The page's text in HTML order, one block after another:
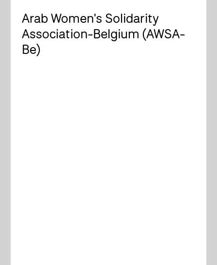
Arab Women's Solidarity
Association-Belgium (AWSA-
Be)